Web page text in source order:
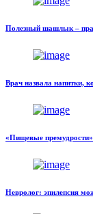
Полезный шашлык –
Врач назвала напитки,
«Пищевые
Невролог: эпилепсия